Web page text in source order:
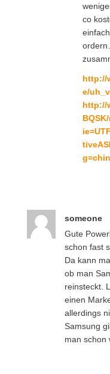
co
http://
e/
http://
someone
Gute
schon fast
Da kann
ob man
reinsteckt.
einen
allerdings
Samsung
man schon